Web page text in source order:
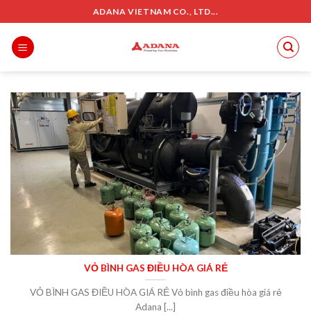
to
content
ADANA VIETNAM CO., LTD...
VỎ BÌNH GAS ĐIỀU HÒA GIÁ RẺ
VỎ BÌNH GAS ĐIỀU HÒA GIÁ RẺ Vỏ bình gas điều hòa giá rẻ
Adana [...]